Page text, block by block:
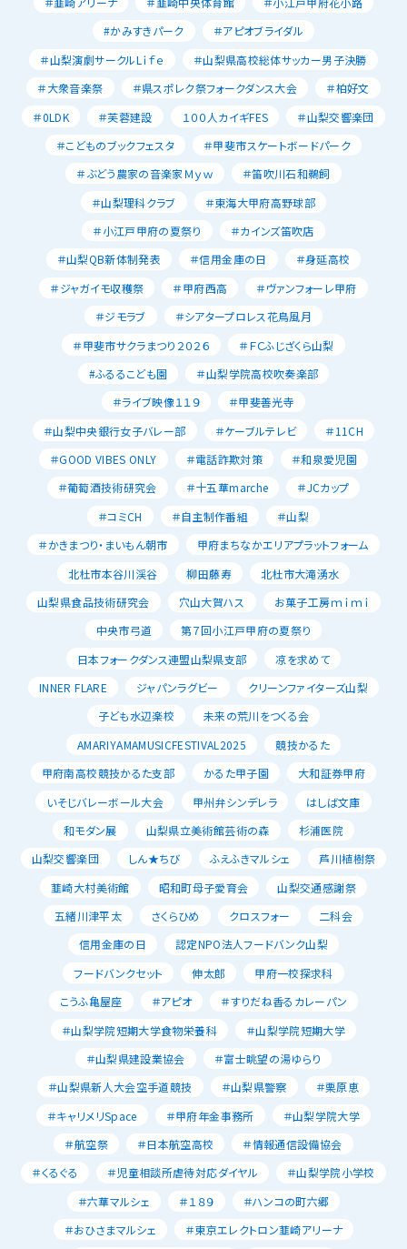
#かみすきパーク
＃アピオブライダル
＃山梨演劇サークルLｉｆｅ
＃山梨県高校総体サッカー男子決勝
＃大衆音楽祭
＃県スポレク祭フォークダンス大会
＃柏好文
＃0LDK
＃芙蓉建設 １００人カイギFES
＃山梨交響楽団
＃こどものブックフェスタ
＃甲斐市スケートボードパーク
＃ぶどう農家の音楽家Ｍｙｗ
＃笛吹川石和鵜飼
＃山梨理科クラブ
＃東海大甲府高野球部
＃小江戸甲府の夏祭り
＃カインズ笛吹店
＃山梨QB新体制発表
＃信用金庫の日
＃身延高校
＃ジャガイモ収穫祭
＃甲府西高
＃ヴァンフォーレ甲府
＃ジモラブ
＃シアタープロレス花鳥風月
＃甲斐市サクラまつり２０２６
＃ＦＣふじざくら山梨
#ふるるこども園
＃山梨学院高校吹奏楽部
＃ライブ映像１１９
＃甲斐善光寺
＃山梨中央銀行女子バレー部
＃ケーブルテレビ
＃11CH
＃GOOD VIBES ONLY
＃電話詐欺対策
＃和泉愛児園
＃葡萄酒技術研究会
＃十五華marche
＃JCカップ
＃コミCH
＃自主制作番組
＃山梨
＃かきまつり・まいもん朝市
甲府まちなかエリアプラットフォーム
北杜市本谷川渓谷
柳田藤寿
北杜市大滝湧水
山梨県食品技術研究会
穴山大賀ハス
お菓子工房ｍｉｍｉ
中央市弓道
第７回小江戸甲府の夏祭り
日本フォークダンス連盟山梨県支部
凉を求めて
INNER FLARE
ジャパンラグビー
クリーンファイターズ山梨
子ども水辺楽校
未来の荒川をつくる会
AMARIYAMAMUSICFESTIVAL2025
競技かるた
甲府南高校競技かるた支部
かるた甲子園
大和証券甲府
いそじバレーボール大会
甲州弁シンデレラ
はしば文庫
和モダン展
山梨県立美術館芸術の森
杉浦医院
山梨交響楽団
しん★ちび ふえふきマルシェ
芦川植樹祭
韮崎大村美術館
昭和町母子愛育会
山梨交通感謝祭
五緒川津平太
さくらひめ クロスフォー
二科会
信用金庫の日
認定NPO法人フードバンク山梨
フードバンクセット
伸太郎
甲府一校探求科
こうふ亀屋座
＃アピオ
＃すりだね香るカレーパン
＃山梨学院短期大学食物栄養科
＃山梨学院短期大学
＃山梨県建設業協会
＃富士眺望の湯ゆらり
＃山梨県新人大会空手道競技
＃山梨県警察
＃栗原恵
＃キャリメリSpace
＃甲府年金事務所
＃山梨学院大学
＃航空祭
＃日本航空高校
＃情報通信設備協会
＃くるぐる
＃児童相談所虐待対応ダイヤル
＃山梨学院小学校
＃六華マルシェ
＃１８９
＃ハンコの町六郷
＃おひさまマルシェ
＃東京エレクトロン韮崎アリーナ